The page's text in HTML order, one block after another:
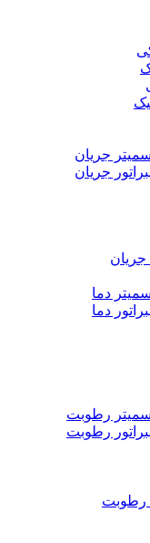
جریان
جریان
جریان
دما
دما
رطوبت
رطوبت
رطوبت